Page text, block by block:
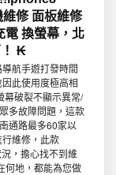
修 面板維修
電 換螢幕，北
！ ₭
航手遊打發時間
此使用度極高相
幕破裂不顯示異常/
多故障問題，這款
通路最多60家以
維修，此款
，擔心找不到維
何地，都能為您做